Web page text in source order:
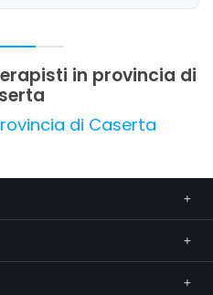
generale, si percepisce
del servizio e alla
rapidamente i problemi
in provincia di
di Caserta